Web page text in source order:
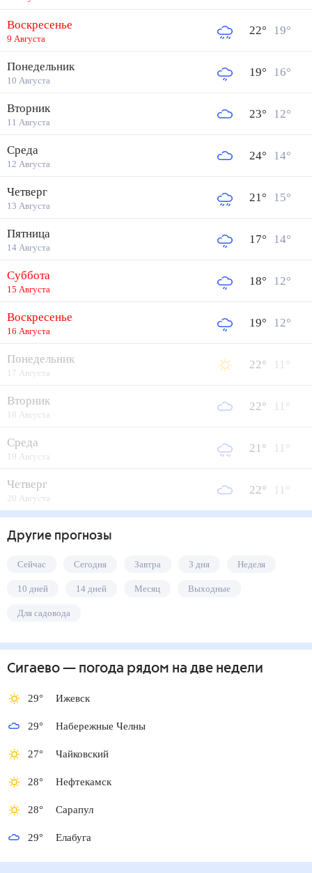
Воскресенье
9 Августа
22° 19°
Понедельник
10 Августа
19° 16°
Вторник
11 Августа
23° 12°
Среда
12 Августа
24° 14°
Четверг
13 Августа
21° 15°
Пятница
14 Августа
17° 14°
Суббота
15 Августа
18° 12°
Воскресенье
16 Августа
19° 12°
Понедельник
17 Августа
22° 11°
Вторник
18 Августа
22° 11°
Среда
19 Августа
21° 11°
Четверг
20 Августа
22° 11°
Другие прогнозы
Сейчас Сегодня Завтра 3 дня Неделя
10 дней 14 дней Месяц Выходные
Для садовода
Сигаево— погода рядом на две недели
29° Ижевск
29° Набережные Челны
27° Чайковский
28° Нефтекамск
28° Сарапул
29° Елабуга